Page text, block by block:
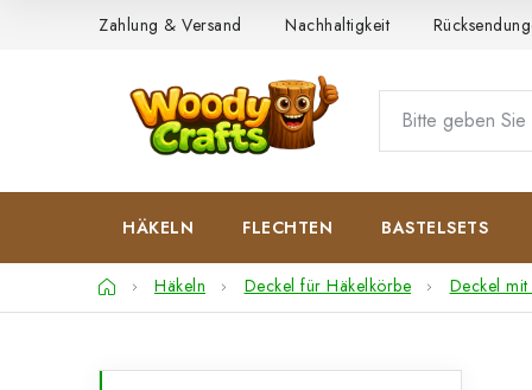
Zahlung & Versand Nachhaltigkeit
HÄKELN FLECHTEN BASTELSETS
StartseiteHäkeln Deckel für Häkelkörbe Deckel